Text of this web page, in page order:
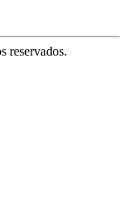
reservados.